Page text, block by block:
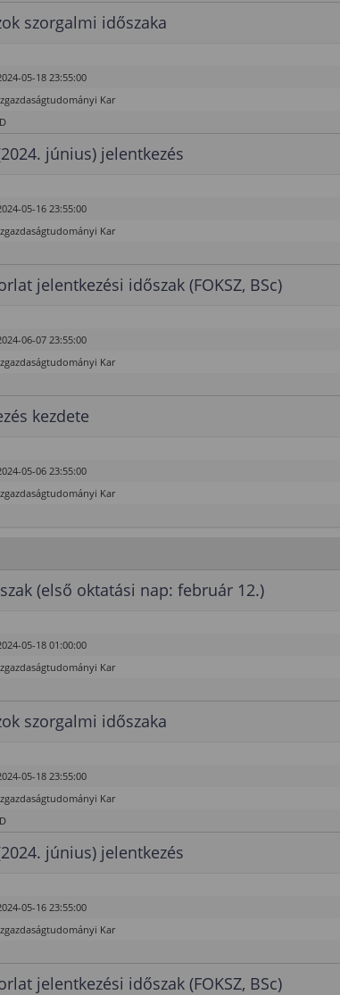
szorgalmi időszaka
05-18 23:55:00
Kar
június) jelentkezés
05-16 23:55:00
Kar
jelentkezési időszak (FOKSZ, BSc)
06-07 23:55:00
Kar
kezdete
05-06 23:55:00
Kar
(első oktatási nap: február 12.)
05-18 01:00:00
Kar
szorgalmi időszaka
05-18 23:55:00
Kar
június) jelentkezés
05-16 23:55:00
Kar
jelentkezési időszak (FOKSZ, BSc)